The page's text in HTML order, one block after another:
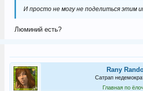
И просто не могу не поделиться этим
Люминий есть?
Rany
Сатрап
Главная по